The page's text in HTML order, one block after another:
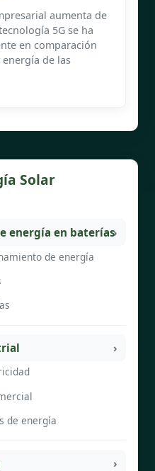
aumenta de
5G se ha
en comparación
energía de las
Solar
energía en baterías
de energía
de energía